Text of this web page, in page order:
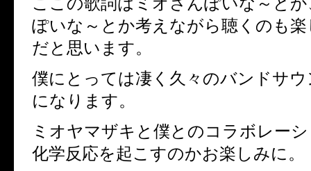
ぽいな～とか考えながら聴くのも
だと思います。
僕にとっては凄く久々のバンドサ
になります。
ミオヤマザキと僕とのコラボレー
化学反応を起こすのかお楽しみに。